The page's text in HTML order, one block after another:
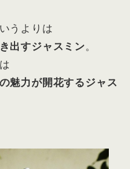
うよりは
出すジャスミン。
魅力が開花するジャス